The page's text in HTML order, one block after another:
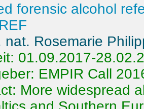
forensic alcohol
nat. Rosemarie
01.09.2017-
EMPIR Call
More widespread